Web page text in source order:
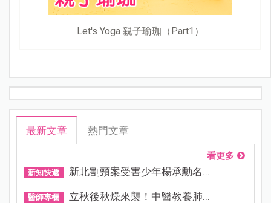
Let's Yoga 親子瑜珈（Part1）
最新文章 熱門文章
看更多
新知快遞 新北割頸案受害少年楊承勳名...
醫師專欄 立秋後秋燥來襲！中醫教養肺...